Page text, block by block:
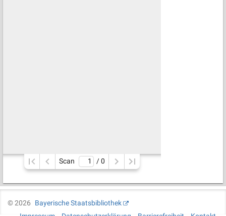
Scan / 0
©2026
Bayerische Staatsbibliothek